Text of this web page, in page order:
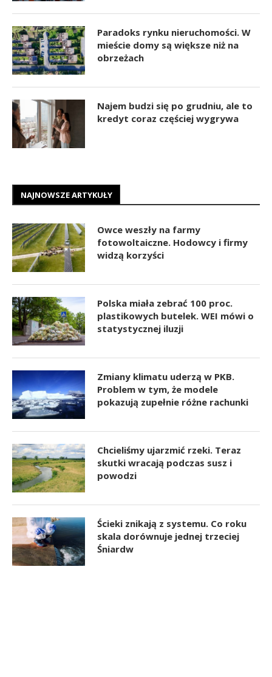
Paradoks rynku nieruchomości. W
mieście domy są większe niż na
obrzeżach
Najem budzi się po grudniu, ale to
kredyt coraz częściej wygrywa
NAJNOWSZE ARTYKUŁY
Owce weszły na farmy
fotowoltaiczne. Hodowcy i firmy
widzą korzyści
Polska miała zebrać 100 proc.
plastikowych butelek. WEI mówi o
statystycznej iluzji
Zmiany klimatu uderzą w PKB.
Problem w tym, że modele
pokazują zupełnie różne rachunki
Chcieliśmy ujarzmić rzeki. Teraz
skutki wracają podczas susz i
powodzi
Ścieki znikają z systemu. Co roku
skala dorównuje jednej trzeciej
Śniardw